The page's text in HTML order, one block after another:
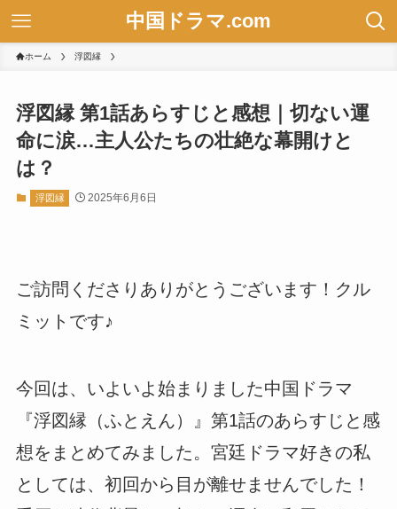
中国ドラマ.com
ホーム 浮図縁
浮図縁 第1話あらすじと感想｜切ない運
命に涙…主人公たちの壮絶な幕開けと
は？
浮図縁 2025年6月6日
ご訪問くださりありがとうございます！クル
ミットです♪
今回は、いよいよ始まりました中国ドラマ
『浮図縁（ふとえん）』第1話のあらすじと感
想をまとめてみました。宮廷ドラマ好きの私
としては、初回から目が離せませんでした！